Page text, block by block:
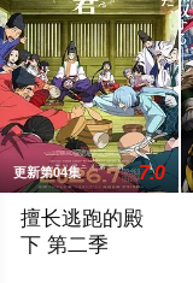
更新第04集 7.0
擅长逃跑的殿
下 第二季